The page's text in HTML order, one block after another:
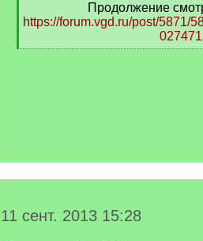
Продолжение
https://forum.vgd.ru/post/5871/
027471
[
11 сент. 2013 15:28